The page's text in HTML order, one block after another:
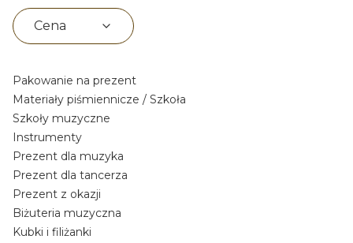
Cena
Pakowanie na prezent
Materiały piśmiennicze / Szkoła
Szkoły muzyczne
Instrumenty
Prezent dla muzyka
Prezent dla tancerza
Prezent z okazji
Biżuteria muzyczna
Kubki i filiżanki